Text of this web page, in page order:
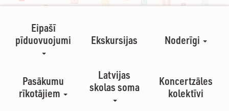
Eipašī
pīduovuojumi
Ekskursijas Noderīgi
Pasākumu
rīkotājiem
Latvijas
skolas soma
Koncertzāles
kolektīvi